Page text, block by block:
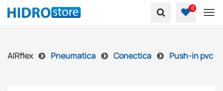
0
AIRflex Pneumatica Conectica Push-in pvc